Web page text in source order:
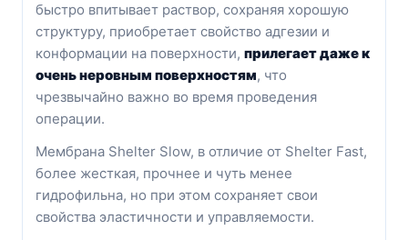
быстро впитывает раствор, сохраняя хорошую
структуру, приобретает свойство адгезии и
конформации на поверхности, прилегает даже к
очень неровным поверхностям, что
чрезвычайно важно во время проведения
операции.
Мембрана Shelter Slow, в отличие от Shelter Fast,
более жесткая, прочнее и чуть менее
гидрофильна, но при этом сохраняет свои
свойства эластичности и управляемости.